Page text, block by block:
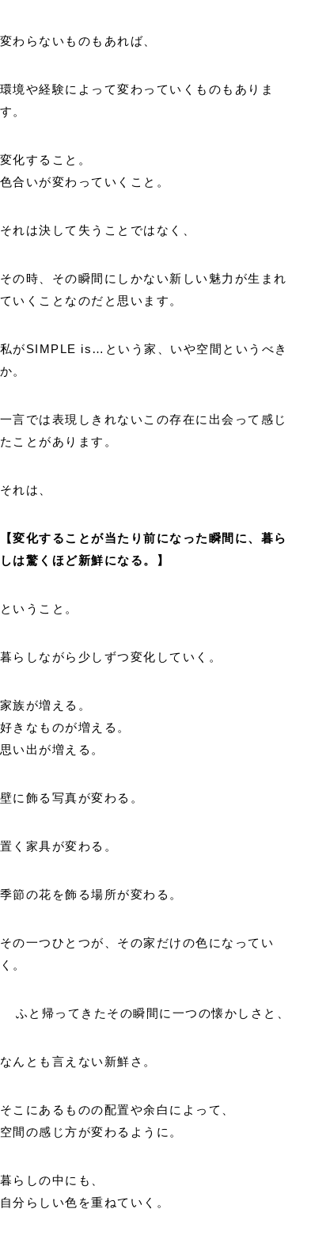
変わらないものもあれば、
環境や経験によって変わっていくものもありま
す。
変化すること。
色合いが変わっていくこと。
それは決して失うことではなく、
その時、その瞬間にしかない新しい魅力が生まれ
ていくことなのだと思います。
私がSIMPLE is…という家、いや空間というべき
か。
一言では表現しきれないこの存在に出会って感じ
たことがあります。
それは、
【変化することが当たり前になった瞬間に、暮ら
しは驚くほど新鮮になる。】
ということ。
暮らしながら少しずつ変化していく。
家族が増える。
好きなものが増える。
思い出が増える。
壁に飾る写真が変わる。
置く家具が変わる。
季節の花を飾る場所が変わる。
その一つひとつが、その家だけの色になってい
く。
ふと帰ってきたその瞬間に一つの懐かしさと、
なんとも言えない新鮮さ。
そこにあるものの配置や余白によって、
空間の感じ方が変わるように。
暮らしの中にも、
自分らしい色を重ねていく。